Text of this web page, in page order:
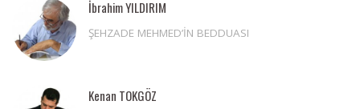
İbrahim YILDIRIM
ŞEHZADE MEHMED’İN BEDDUASI
Kenan TOKGÖZ